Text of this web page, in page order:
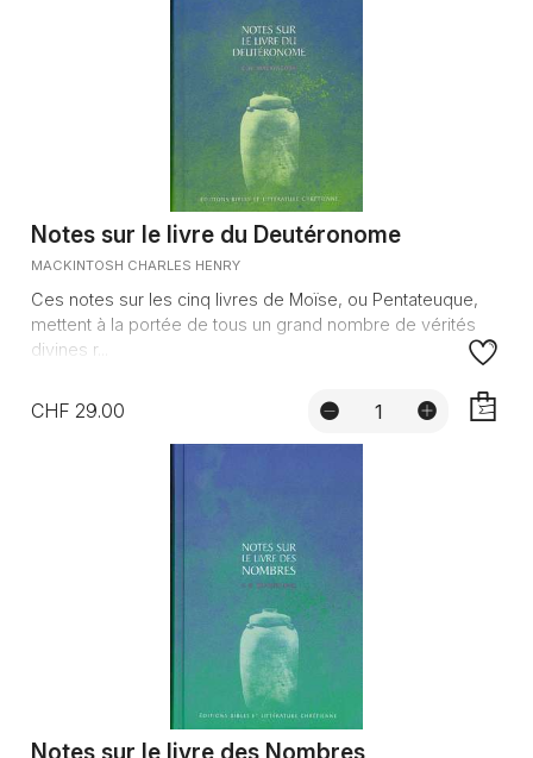
Notes sur le livre du Deutéronome
MACKINTOSH CHARLES HENRY
Ces notes sur les cinq livres de Moïse, ou Pentateuque,
mettent à la portée de tous un grand nombre de vérités
divines r...
CHF 29.00
Notes sur le livre des Nombres